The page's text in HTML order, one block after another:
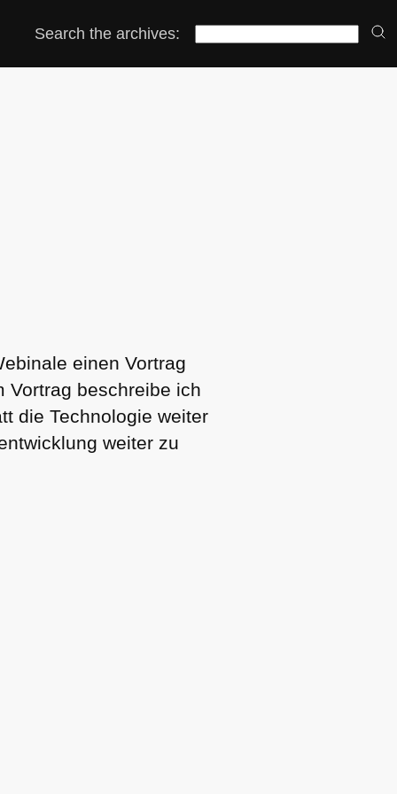
Search the archives:
einen Vortrag
Vortrag beschreibe ich
die Technologie weiter
weiter zu